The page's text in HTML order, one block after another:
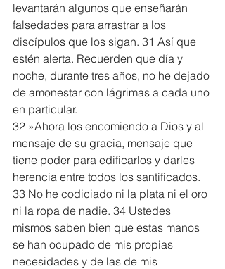
levantarán algunos que enseñarán
falsedades para arrastrar a los
discípulos que los sigan. 31 Así que
estén alerta. Recuerden que día y
noche, durante tres años, no he dejado
de amonestar con lágrimas a cada uno
en particular.
32 »Ahora los encomiendo a Dios y al
mensaje de su gracia, mensaje que
tiene poder para edificarlos y darles
herencia entre todos los santificados.
33 No he codiciado ni la plata ni el oro
ni la ropa de nadie. 34 Ustedes
mismos saben bien que estas manos
se han ocupado de mis propias
necesidades y de las de mis